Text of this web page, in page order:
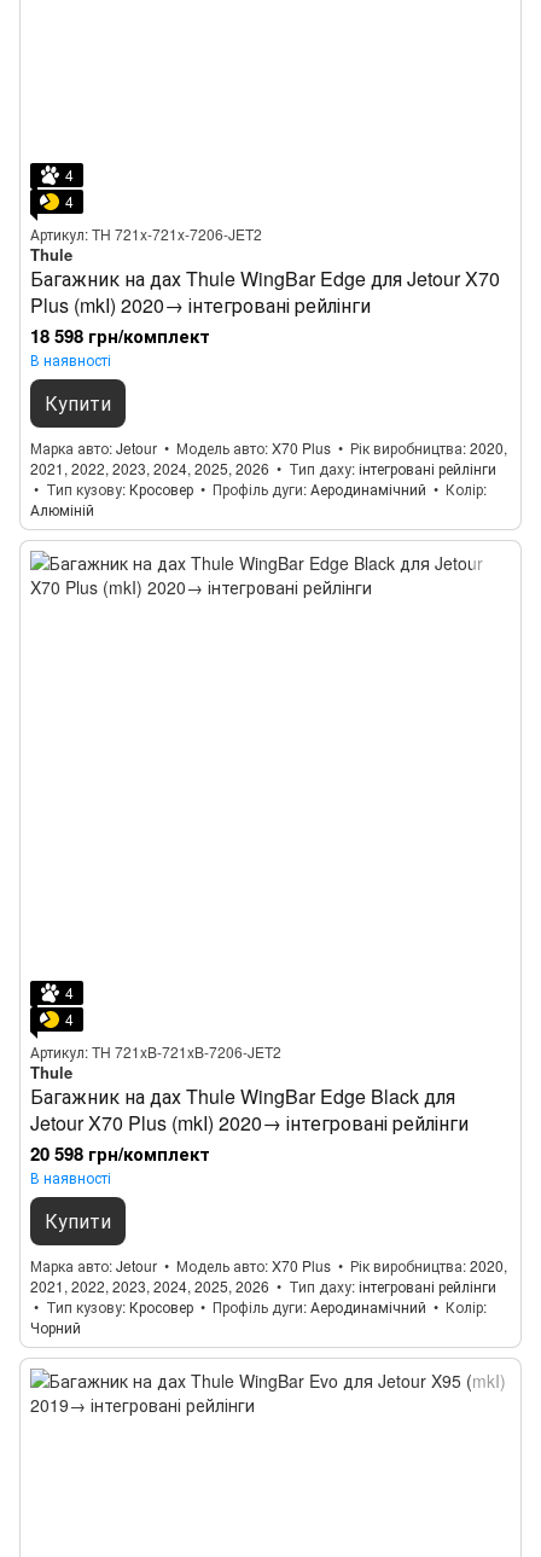
4
4
Артикул: TH 721x-721x-7206-JET2
Thule
Багажник на дах Thule WingBar Edge для Jetour X70
Plus (mkI) 2020→ інтегровані рейлінги
18 598 грн/комплект
В наявності
Купити
Марка авто Jetour Модель авто X70 Plus Рік виробництва 2020,
2021, 2022, 2023, 2024, 2025, 2026
Тип даху інтегровані рейлінги
Тип кузову Кросовер Профіль дуги Аеродинамічний
Колір
Алюміній
4
4
Артикул: TH 721xB-721xB-7206-JET2
Thule
Багажник на дах Thule WingBar Edge Black для
Jetour X70 Plus (mkI) 2020→ інтегровані рейлінги
20 598 грн/комплект
В наявності
Купити
Марка авто Jetour Модель авто X70 Plus Рік виробництва 2020,
2021, 2022, 2023, 2024, 2025, 2026
Тип даху інтегровані рейлінги
Тип кузову Кросовер Профіль дуги Аеродинамічний
Колір
Чорний